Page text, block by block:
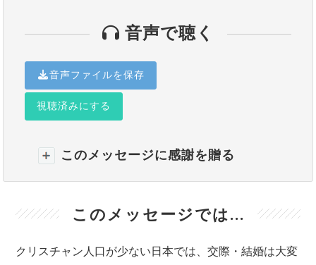
音声で聴く
音声ファイルを保存
視聴済みにする
このメッセージに感謝を贈る
このメッセージでは...
クリスチャン人口が少ない日本では、交際・結婚は大変